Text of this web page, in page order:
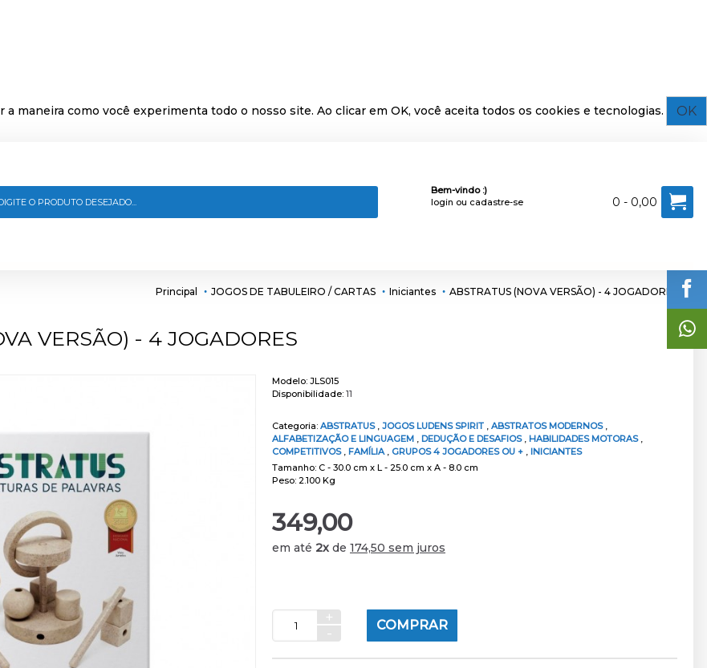
maneira como você experimenta todo o nosso site. Ao clicar em OK, você aceita todos os cookies e tecnologias. OK
Bem-vindo :)
login ou cadastre-se 0 - 0,00
Principal JOGOS DE TABULEIRO / CARTAS Iniciantes ABSTRATUS (NOVA VERSÃO) - 4 JOGADORES
VERSÃO) - 4 JOGADORES
Modelo: JLS015
Disponibilidade: 11
Categoria: ABSTRATUS , JOGOS LUDENS SPIRIT , ABSTRATOS MODERNOS ,
ALFABETIZAÇÃO E LINGUAGEM , DEDUÇÃO E DESAFIOS , HABILIDADES MOTORAS ,
COMPETITIVOS , FAMÍLIA , GRUPOS 4 JOGADORES OU + , INICIANTES
Tamanho: C - 30.0 cm x L - 25.0 cm x A - 8.0 cm
Peso: 2.100 Kg
349,00
em até 2x de 174,50 sem juros
+
-
COMPRAR